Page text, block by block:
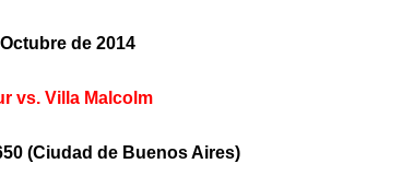
de 2014
vs. Villa Malcolm
(Ciudad de Buenos Aires)